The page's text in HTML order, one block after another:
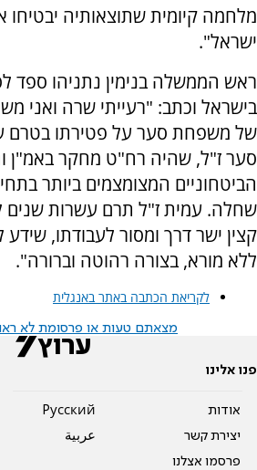
מלחמה קיומית שתוצאותיה יבטיחו
ישראל".
ראש הממשלה בנימין נתניהו ספד
בישראל וכתב: "רעייתי שרה ואני
של משפחת סער על פטירתו בטרם
סער ז"ל, שהיה רח"ט מחקר באמ"ן
הביטחוניים המצומצמים ביותר
שחלה. עמית ז"ל תרם עשרות שנים
קצין ישר דרך ומסור לעבודתו,
ללא מורא, בצורה רהוטה וברורה".
לקריאת הכתבה באתר באנגלית
מצאתם טעות או פרסומת לא
פנו אלינו
אודות
יצירת קשר
פרסמו אצלנו
Pусский
عربية